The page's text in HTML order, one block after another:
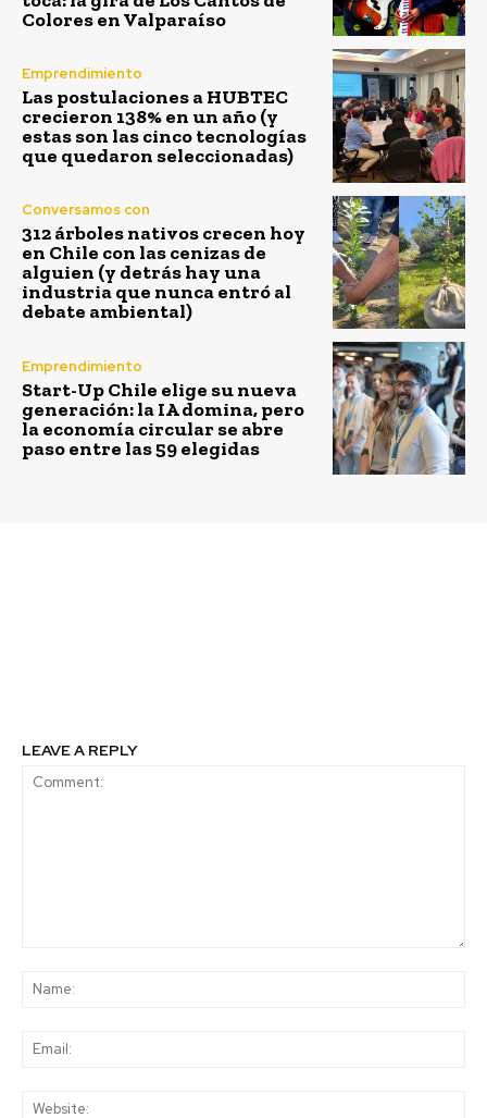
Colores en Valparaíso
Emprendimiento
Las postulaciones a HUBTEC
crecieron 138% en un año (y
estas son las cinco tecnologías
que quedaron seleccionadas)
Conversamos con
312 árboles nativos crecen hoy
en Chile con las cenizas de
alguien (y detrás hay una
industria que nunca entró al
debate ambiental)
Emprendimiento
Start-Up Chile elige su nueva
generación: la IA domina, pero
la economía circular se abre
paso entre las 59 elegidas
LEAVE A REPLY